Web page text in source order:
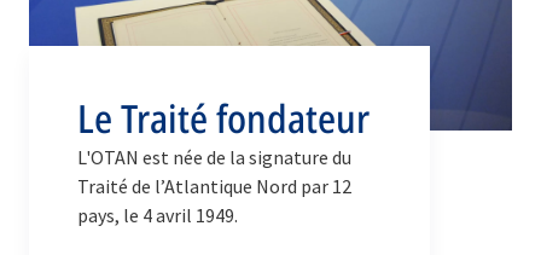
Le Traité fondateur
L'OTAN est née de la signature du
Traité de l’Atlantique Nord par 12
pays, le 4 avril 1949.